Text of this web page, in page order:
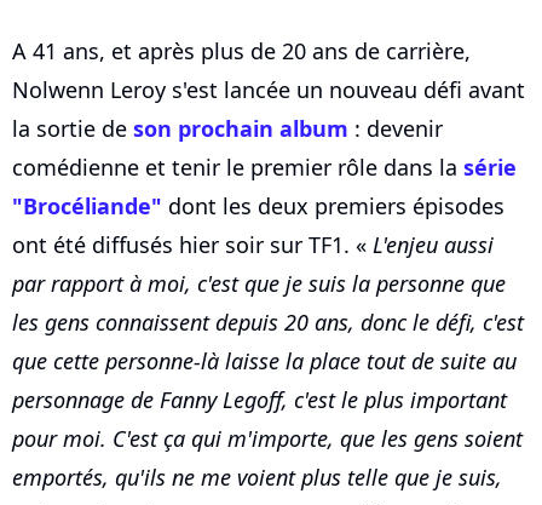
A 41 ans, et après plus de 20 ans de carrière,
Nolwenn Leroy s'est lancée un nouveau défi avant
la sortie de son prochain album : devenir
comédienne et tenir le premier rôle dans la série
"Brocéliande" dont les deux premiers épisodes
ont été diffusés hier soir sur TF1. « L'enjeu aussi
par rapport à moi, c'est que je suis la personne que
les gens connaissent depuis 20 ans, donc le défi, c'est
que cette personne-là laisse la place tout de suite au
personnage de Fanny Legoff, c'est le plus important
pour moi. C'est ça qui m'importe, que les gens soient
emportés, qu'ils ne me voient plus telle que je suis,